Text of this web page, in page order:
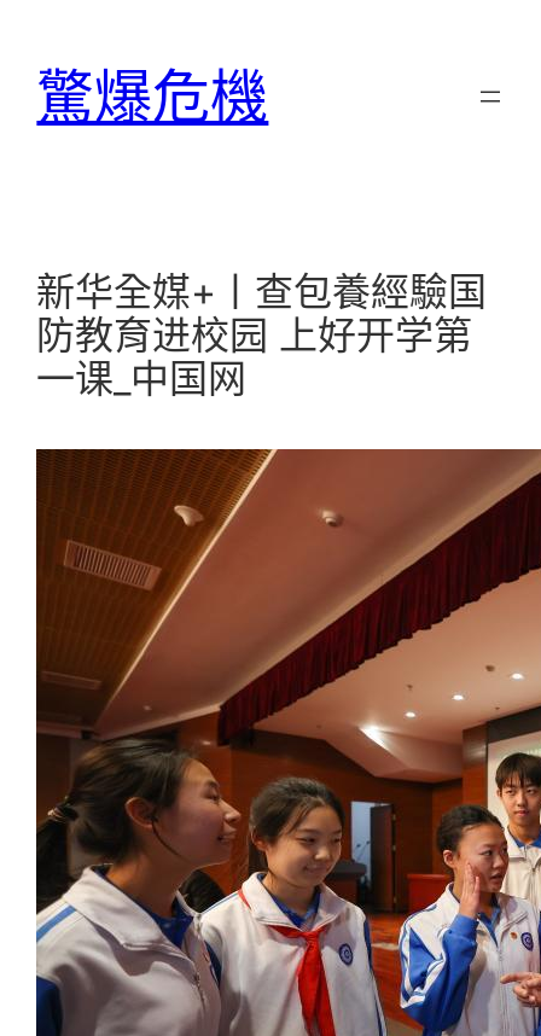
驚爆危機
新华全媒+丨查包養經驗国
防教育进校园 上好开学第
一课_中国网